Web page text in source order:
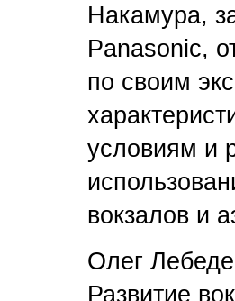
Накамура,
Panasonic,
по своим
условиям и
вокзалов и
Олег
Развитие